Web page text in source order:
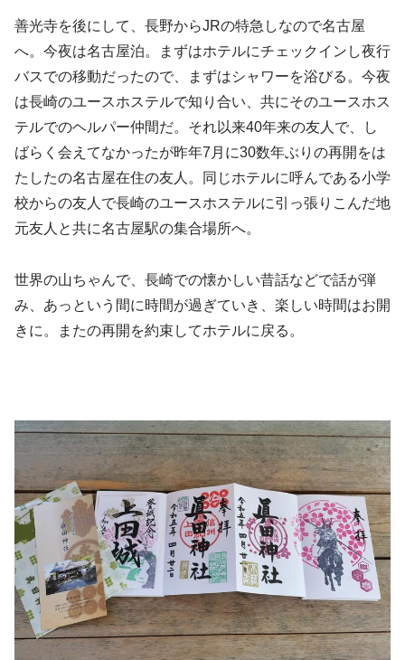
善光寺を後にして、長野からJRの特急しなので名古屋
へ。今夜は名古屋泊。まずはホテルにチェックインし夜行
バスでの移動だったので、まずはシャワーを浴びる。今夜
は長崎のユースホステルで知り合い、共にそのユースホス
テルでのヘルパー仲間だ。それ以来40年来の友人で、し
ばらく会えてなかったが昨年7月に30数年ぶりの再開をは
たしたの名古屋在住の友人。同じホテルに呼んである小学
校からの友人で長崎のユースホステルに引っ張りこんだ地
元友人と共に名古屋駅の集合場所へ。
世界の山ちゃんで、長崎での懐かしい昔話などで話が弾
み、あっという間に時間が過ぎていき、楽しい時間はお開
きに。またの再開を約束してホテルに戻る。